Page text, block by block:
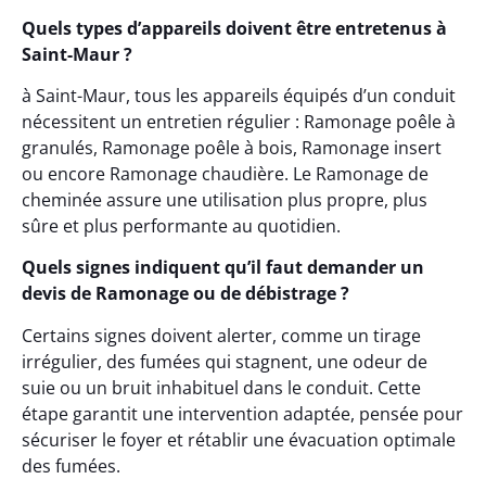
Quels types d’appareils doivent être entretenus à
Saint-Maur ?
à Saint-Maur, tous les appareils équipés d’un conduit
nécessitent un entretien régulier : Ramonage poêle à
granulés, Ramonage poêle à bois, Ramonage insert
ou encore Ramonage chaudière. Le Ramonage de
cheminée assure une utilisation plus propre, plus
sûre et plus performante au quotidien.
Quels signes indiquent qu’il faut demander un
devis de Ramonage ou de débistrage ?
Certains signes doivent alerter, comme un tirage
irrégulier, des fumées qui stagnent, une odeur de
suie ou un bruit inhabituel dans le conduit. Cette
étape garantit une intervention adaptée, pensée pour
sécuriser le foyer et rétablir une évacuation optimale
des fumées.